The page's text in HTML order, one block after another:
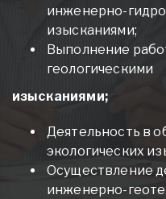
инженерно-
изысканиями;
Выполнение
геологическими
изысканиями;
Деятельность в
экологических
Осуществление
инженерно-